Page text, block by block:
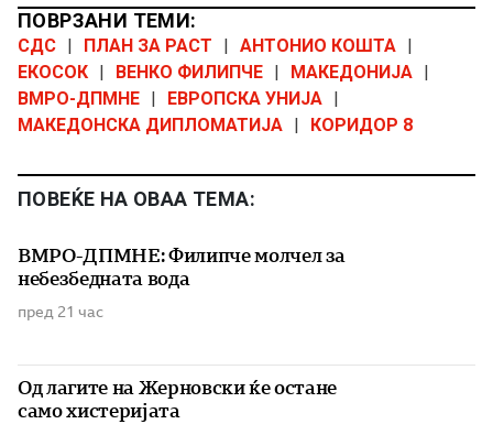
ПОВРЗАНИ ТЕМИ:
СДС ПЛАН ЗА РАСТ АНТОНИО КОШТА
ЕКОСОК
ВЕНКО ФИЛИПЧЕ МАКЕДОНИЈА
ВМРО-ДПМНЕ
ЕВРОПСКА УНИЈА
МАКЕДОНСКА ДИПЛОМАТИЈА
КОРИДОР 8
ПОВЕЌЕ НА ОВАА ТЕМА:
ВМРО-ДПМНЕ: Филипче молчел за
небезбедната вода
пред 21 час
Од лагите на Жерновски ќе остане
само хистеријата